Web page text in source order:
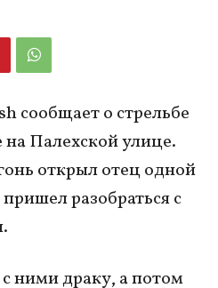
сообщает о стрельбе
Палехской улице.
открыл отец одной
разобраться с
ними драку, а потом